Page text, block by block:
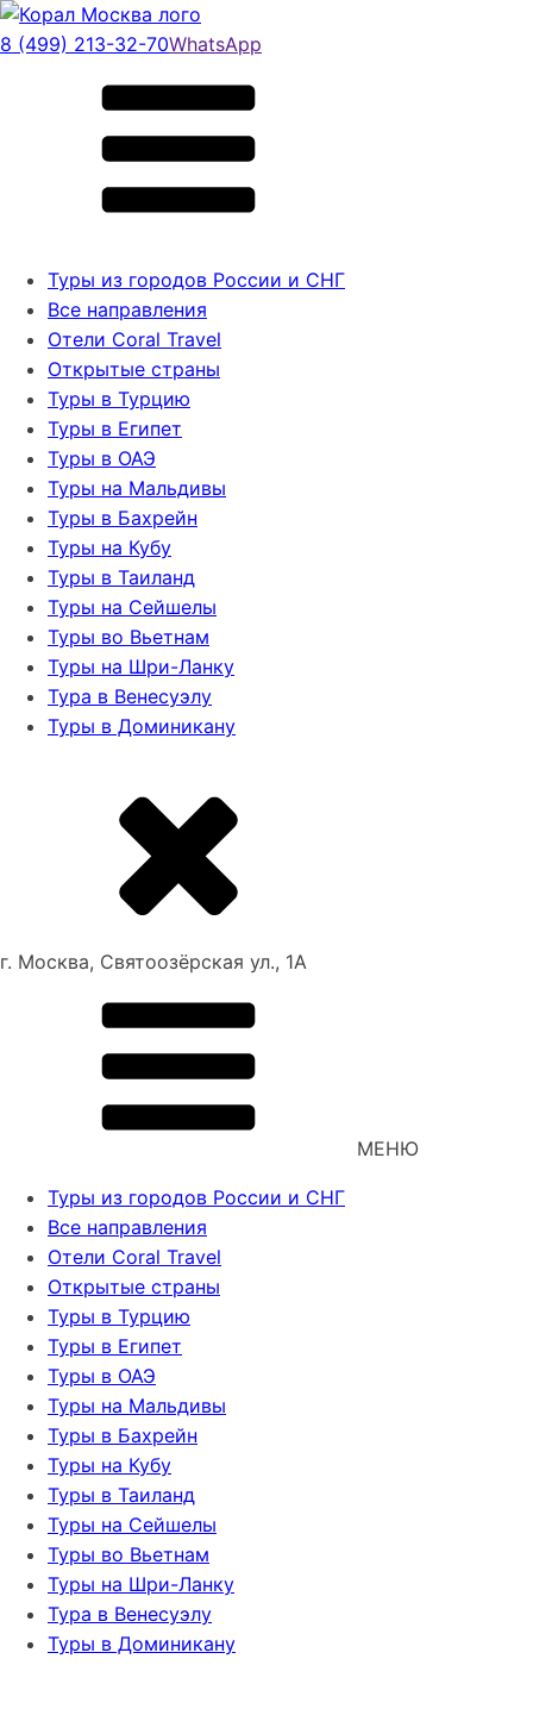
8 (499) 213-32-70WhatsApp
Туры из городов России и СНГ
Все направления
Отели Coral Travel
Открытые страны
Туры в Турцию
Туры в Египет
Туры в ОАЭ
Туры на Мальдивы
Туры в Бахрейн
Туры на Кубу
Туры в Таиланд
Туры на Сейшелы
Туры во Вьетнам
Туры на Шри-Ланку
Тура в Венесуэлу
Туры в Доминикану
г. Москва, Святоозёрская ул., 1А
МЕНЮ
Туры из городов России и СНГ
Все направления
Отели Coral Travel
Открытые страны
Туры в Турцию
Туры в Египет
Туры в ОАЭ
Туры на Мальдивы
Туры в Бахрейн
Туры на Кубу
Туры в Таиланд
Туры на Сейшелы
Туры во Вьетнам
Туры на Шри-Ланку
Тура в Венесуэлу
Туры в Доминикану